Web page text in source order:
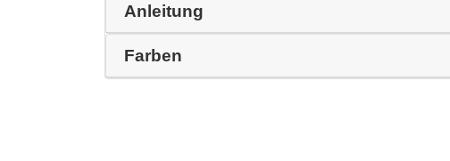
Anleitung
Farben